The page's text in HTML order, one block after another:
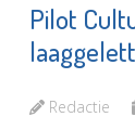
Pilot
Redactie